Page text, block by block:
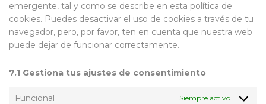
emergente, tal y como se describe en esta política de
cookies. Puedes desactivar el uso de cookies a través de tu
navegador, pero, por favor, ten en cuenta que nuestra web
puede dejar de funcionar correctamente.
7.1 Gestiona tus ajustes de consentimiento
Funcional Siempre activo